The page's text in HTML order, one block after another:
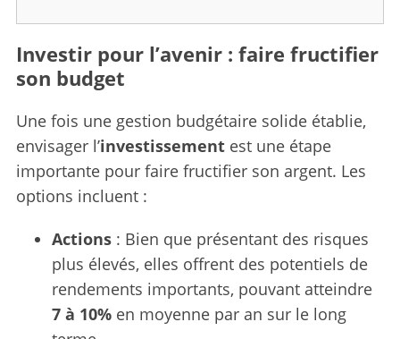
Investir pour l’avenir : faire fructifier
son budget
Une fois une gestion budgétaire solide établie,
envisager l’investissementest une étape
importante pour faire fructifier son argent. Les
options incluent :
Actions: Bien que présentant des risques
plus élevés, elles offrent des potentiels de
rendements importants, pouvant atteindre
7 à 10%en moyenne par an sur le long